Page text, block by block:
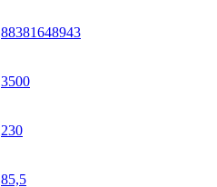
88381648943
3500
230
85,5